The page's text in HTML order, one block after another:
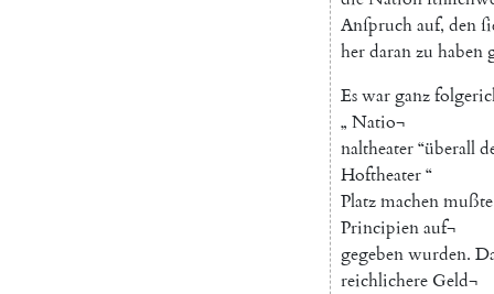
Anſpruchauf, den
herdaranzu haben
Eswarganz
„ Natio¬
naltheater“überall
Hoftheater“
Platzmachenmußte
Principienauf¬
gegebenwurden.
reichlichere Geld¬